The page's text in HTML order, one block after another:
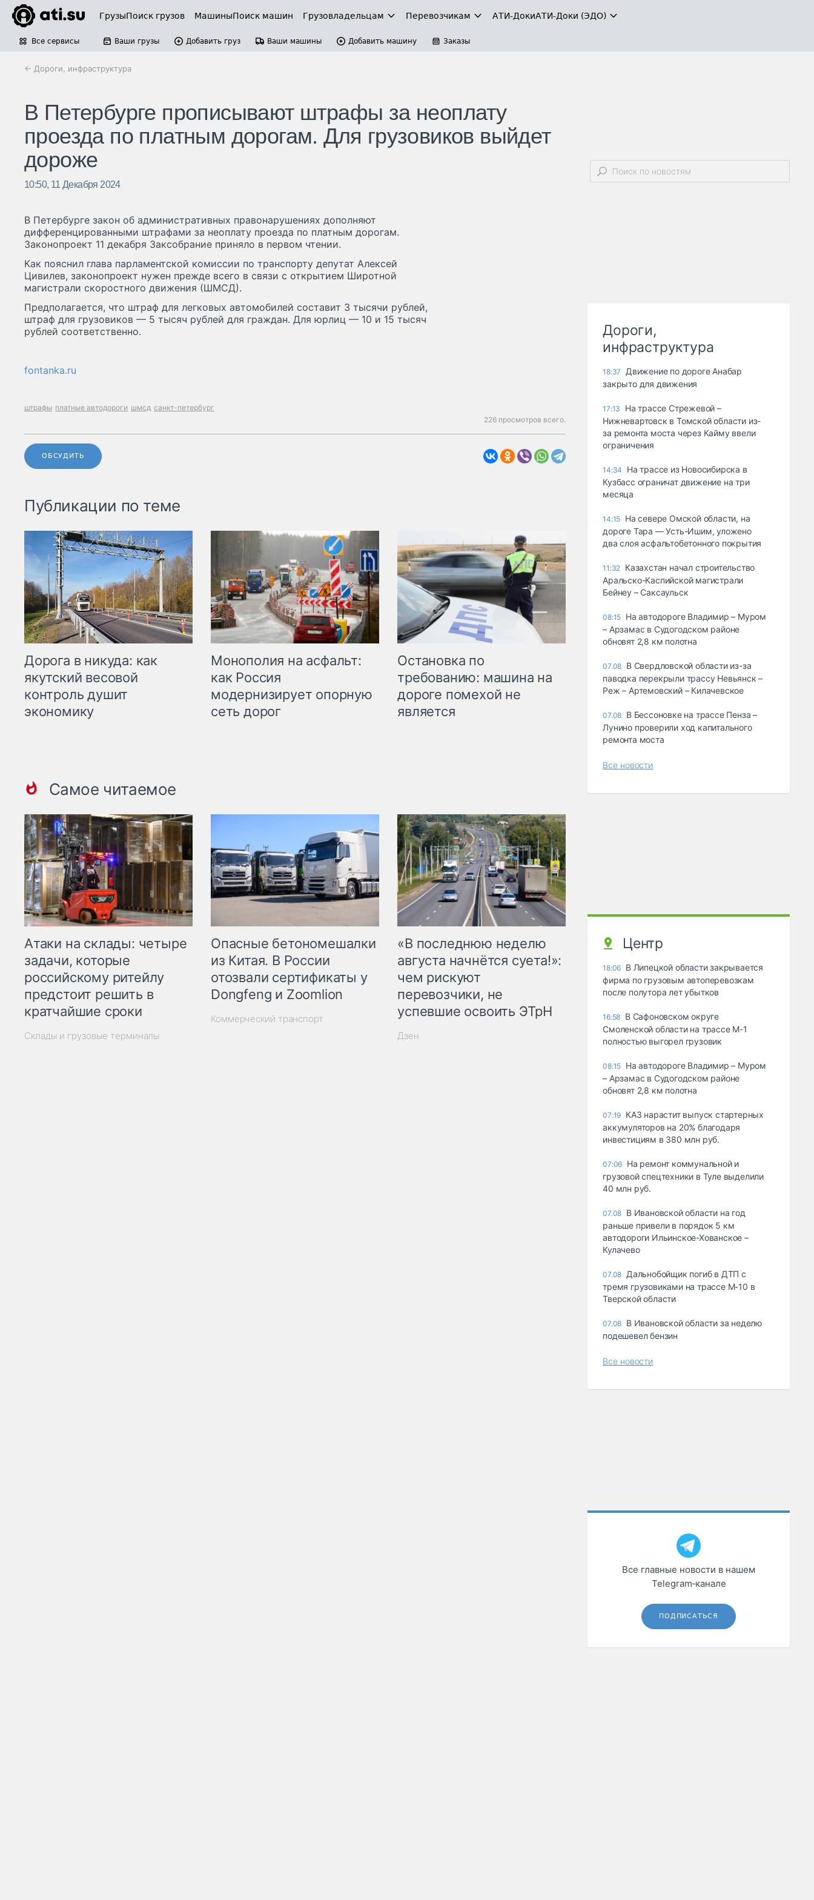
ГрузыПоиск грузов МашиныПоиск машин Грузовладельцам Перевозчикам АТИ-ДокиАТИ-Доки (ЭДО)
Все сервисы Ваши грузы Добавить груз Ваши машины Добавить машину Заказы
← Дороги, инфраструктура
В Петербурге прописывают штрафы за неоплату
проезда по платным дорогам. Для грузовиков выйдет
дороже
10:50, 11 Декабря 2024
В Петербурге закон об административных правонарушениях дополняют
дифференцированными штрафами за неоплату проезда по платным дорогам.
Законопроект 11 декабря Заксобрание приняло в первом чтении.
Как пояснил глава парламентской комиссии по транспорту депутат Алексей
Цивилев, законопроект нужен прежде всего в связи с открытием Широтной
магистрали скоростного движения (ШМСД).
Предполагается, что штраф для легковых автомобилей составит 3 тысячи рублей,
штраф для грузовиков — 5 тысяч рублей для граждан. Для юрлиц — 10 и 15 тысяч
рублей соответственно.
fontanka.ru
штрафы платные автодороги шмсд санкт-петербург
226 просмотров всего.
ОБСУДИТЬ
Публикации по теме
Дорога в никуда: как
якутский весовой
контроль душит
экономику
Монополия на асфальт:
как Россия
модернизирует опорную
сеть дорог
Остановка по
требованию: машина на
дороге помехой не
является
Самое читаемое
Атаки на склады: четыре
задачи, которые
российскому ритейлу
предстоит решить в
кратчайшие сроки
Склады и грузовые терминалы
Опасные бетономешалки
из Китая. В России
отозвали сертификаты у
Dongfeng и Zoomlion
Коммерческий транспорт
«В последнюю неделю
августа начнётся суета!»:
чем рискуют
перевозчики, не
успевшие освоить ЭТрН
Дзен
Дороги,
инфраструктура
18:37
Движение по дороге Анабар
закрыто для движения
17:13
На трассе Стрежевой –
Нижневартовск в Томской области из-
за ремонта моста через Кайму ввели
ограничения
14:34
На трассе из Новосибирска в
Кузбасс ограничат движение на три
месяца
14:15 На севере Омской области, на
дороге Тара — Усть-Ишим, уложено
два слоя асфальтобетонного покрытия
11:32 Казахстан начал строительство
Аральско-Каспийской магистрали
Бейнеу – Саксаульск
08:15 На автодороге Владимир – Муром
– Арзамас в Судогодском районе
обновят 2,8 км полотна
07.08 В Свердловской области из-за
паводка перекрыли трассу Невьянск –
Реж – Артемовский – Килачевское
07.08 В Бессоновке на трассе Пенза –
Лунино проверили ход капитального
ремонта моста
Все новости
Центр
18:06 В Липецкой области закрывается
фирма по грузовым автоперевозкам
после полутора лет убытков
16:58 В Сафоновском округе
Смоленской области на трассе М-1
полностью выгорел грузовик
08:15 На автодороге Владимир – Муром
– Арзамас в Судогодском районе
обновят 2,8 км полотна
07:19 КАЗ нарастит выпуск стартерных
аккумуляторов на 20% благодаря
инвестициям в 380 млн руб.
07:06 На ремонт коммунальной и
грузовой спецтехники в Туле выделили
40 млн руб.
07.08 В Ивановской области на год
раньше привели в порядок 5 км
автодороги Ильинское-Хованское –
Кулачево
07.08 Дальнобойщик погиб в ДТП с
тремя грузовиками на трассе М-10 в
Тверской области
07.08 В Ивановской области за неделю
подешевел бензин
Все новости
Все главные новости в нашем
Telegram‑канале
ПОДПИСАТЬСЯ